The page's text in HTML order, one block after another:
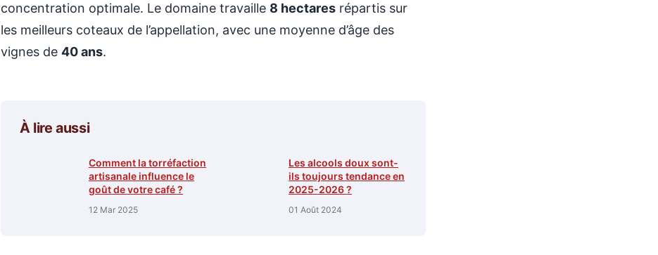
concentration optimale. Le domaine travaille 8 hectares répartis sur
les meilleurs coteaux de l’appellation, avec une moyenne d’âge des
vignes de 40 ans.
À lire aussi
Comment la torréfaction
artisanale influence le
goût de votre café ?
12 Mar 2025
Les alcools doux sont-
ils toujours tendance en
2025-2026 ?
01 Août 2024